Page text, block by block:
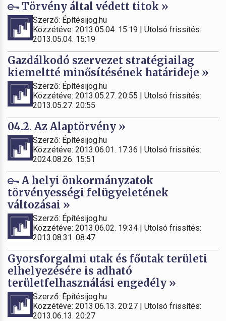
Törvény által védett titok »
Szerző: Építésijog.hu
Közzétéve: 2013.05.04. 15:19 | Utolsó frissítés:
2013.05.04. 15:19
Gazdálkodó szervezet stratégiailag
kiemeltté minősítésének határideje »
Szerző: Építésijog.hu
Közzétéve: 2013.05.27. 20:55 | Utolsó frissítés:
2013.05.27. 20:55
04.2. Az Alaptörvény »
Szerző: Építésijog.hu
Közzétéve: 2013.06.01. 17:36 | Utolsó frissítés:
2024.08.26. 15:51
A helyi önkormányzatok
törvényességi felügyeletének
változásai »
Szerző: Építésijog.hu
Közzétéve: 2013.06.02. 19:34 | Utolsó frissítés:
2013.08.31. 08:47
Gyorsforgalmi utak és főutak területi
elhelyezésére is adható
területfelhasználási engedély »
Szerző: Építésijog.hu
Közzétéve: 2013.06.13. 20:27 | Utolsó frissítés:
2013.06.13. 20:27